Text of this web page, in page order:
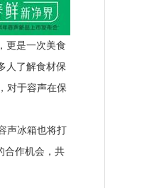
更是一次美食
人了解食材保
对于容声在保
声冰箱也将打
合作机会，共